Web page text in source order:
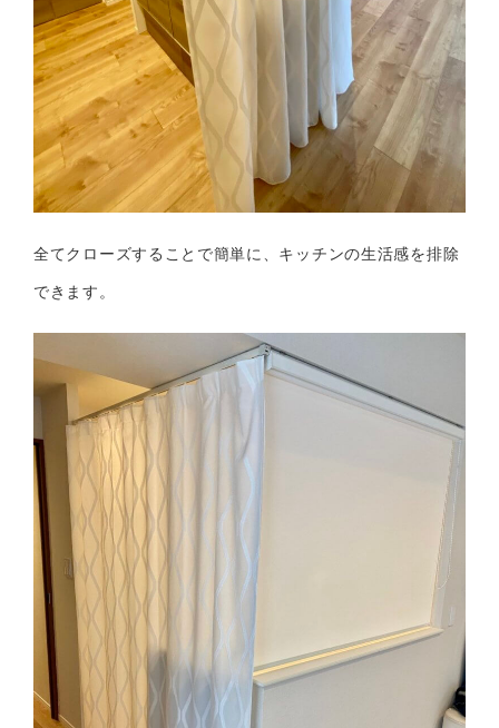
全てクローズすることで簡単に、キッチンの生活感を排除
できます。